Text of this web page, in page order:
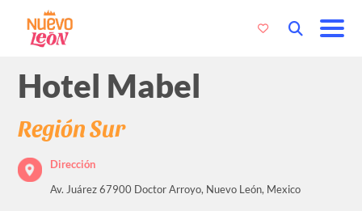
Hotel Mabel
Región Sur
Dirección
Av. Juárez 67900 Doctor Arroyo, Nuevo León, Mexico